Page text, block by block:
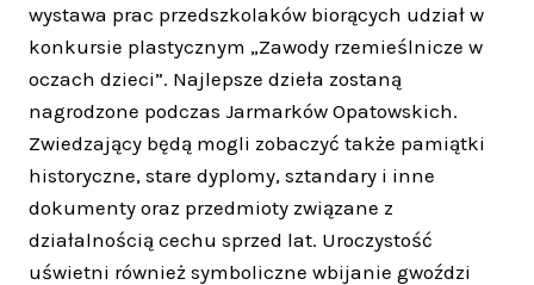
wystawa prac przedszkolaków biorących udział w
konkursie plastycznym „Zawody rzemieślnicze w
oczach dzieci”. Najlepsze dzieła zostaną
nagrodzone podczas Jarmarków Opatowskich.
Zwiedzający będą mogli zobaczyć także pamiątki
historyczne, stare dyplomy, sztandary i inne
dokumenty oraz przedmioty związane z
działalnością cechu sprzed lat. Uroczystość
uświetni również symboliczne wbijanie gwoździ